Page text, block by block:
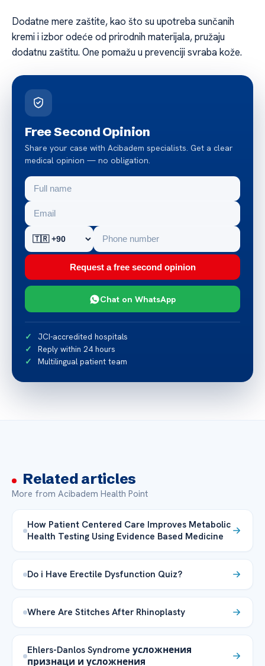
Dodatne mere zaštite, kao što su upotreba sunčanih
kremi i izbor odeće od prirodnih materijala, pružaju
dodatnu zaštitu. One pomažu u prevenciji svraba kože.
Free Second Opinion
Share your case with Acibadem specialists. Get a clear
medical opinion — no obligation.
Request a free second opinion
Chat on WhatsApp
JCI-accredited hospitals
Reply within 24 hours
Multilingual patient team
Related articles
More from Acibadem Health Point
How Patient Centered Care Improves Metabolic
Health Testing Using Evidence Based Medicine
Do i Have Erectile Dysfunction Quiz?
Where Are Stitches After Rhinoplasty
Ehlers-Danlos Syndrome усложнения
признаци и усложнения